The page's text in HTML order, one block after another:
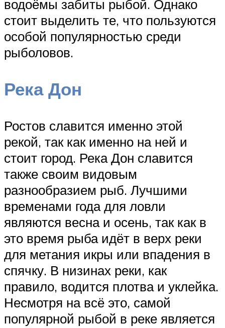
водоёмы забиты рыбой. Однако
стоит выделить те, что пользуются
особой популярностью среди
рыболовов.
Река Дон
Ростов славится именно этой
рекой, так как именно на ней и
стоит город. Река Дон славится
также своим видовым
разнообразием рыб. Лучшими
временами года для ловли
являются весна и осень, так как в
это время рыба идёт в верх реки
для метания икры или впадения в
спячку. В низинах реки, как
правило, водится плотва и уклейка.
Несмотря на всё это, самой
популярной рыбой в реке является